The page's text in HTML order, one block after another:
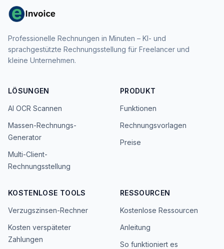
Professionelle Rechnungen in Minuten – KI- und
sprachgestützte Rechnungsstellung für Freelancer und
kleine Unternehmen.
LÖSUNGEN
AI OCR Scannen
Massen-Rechnungs-
Generator
Multi-Client-
Rechnungsstellung
PRODUKT
Funktionen
Rechnungsvorlagen
Preise
KOSTENLOSE TOOLS
Verzugszinsen-Rechner
Kosten verspäteter
Zahlungen
RESSOURCEN
Kostenlose Ressourcen
Anleitung
So funktioniert es